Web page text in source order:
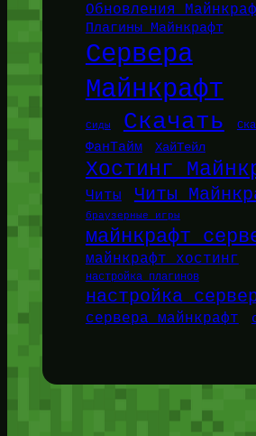
Обновления
Плагины Майнкрафт
Сервера
Майнкрафт
Сиды Скачать
ФанТайм ХайТейл
Хостинг
Читы Читы
браузерные игры
майнкрафт
майнкрафт хостинг
настройка плагинов
настройка
сервера майнкрафт